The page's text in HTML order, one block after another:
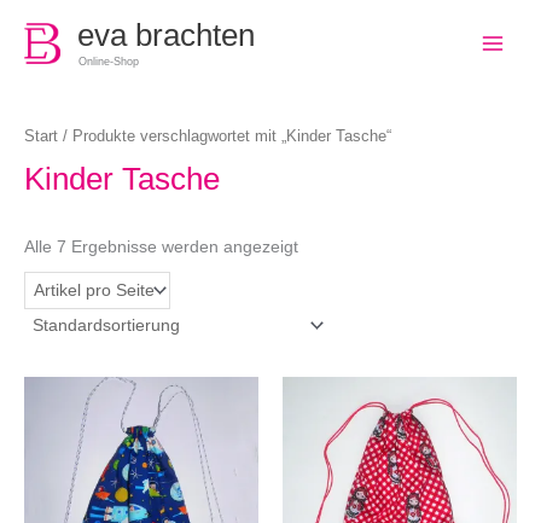
eva brachten
Online-Shop
Start / Produkte verschlagwortet mit „Kinder Tasche“
Kinder Tasche
Alle 7 Ergebnisse werden angezeigt